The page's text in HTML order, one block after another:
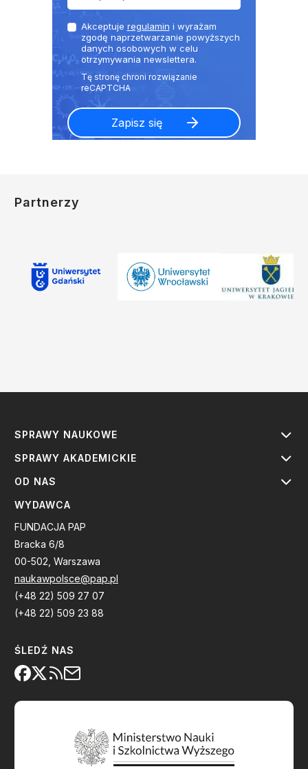
Akceptuje regulamin i wyrażam
zgodę naprzetwarzanie powyższych
danych osobowych w celu
otrzymywania newslettera.
Partnerzy
SPRAWY NAUKOWE
SPRAWY AKADEMICKIE
OD NAS
WYDAWCA
FUNDACJA PAP
Bracka 6/8
00-502, Warszawa
naukawpolsce@pap.pl
(+48 22) 509 27 07
(+48 22) 509 23 88
ŚLEDŹ NAS